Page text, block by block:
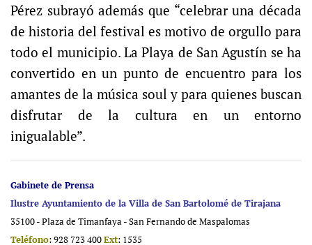
Pérez subrayó además que “celebrar una década
de historia del festival es motivo de orgullo para
todo el municipio. La Playa de San Agustín se ha
convertido en un punto de encuentro para los
amantes de la música soul y para quienes buscan
disfrutar de la cultura en un entorno
inigualable”.
Gabinete de Prensa
Ilustre Ayuntamiento de la Villa de San Bartolomé de Tirajana
35100 - Plaza de Timanfaya - San Fernando de Maspalomas
Teléfono: 928 723 400Ext: 1535